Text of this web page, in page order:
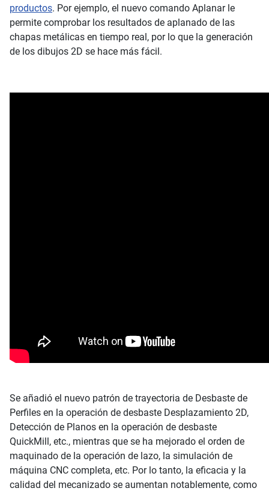
productos. Por ejemplo, el nuevo comando Aplanar le
permite comprobar los resultados de aplanado de las
chapas metálicas en tiempo real, por lo que la generación
de los dibujos 2D se hace más fácil.
Se añadió el nuevo patrón de trayectoria de Desbaste de
Perfiles en la operación de desbaste Desplazamiento 2D,
Detección de Planos en la operación de desbaste
QuickMill, etc., mientras que se ha mejorado el orden de
maquinado de la operación de lazo, la simulación de
máquina CNC completa, etc. Por lo tanto, la eficacia y la
calidad del mecanizado se aumentan notablemente, como